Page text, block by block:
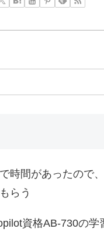
時間があったので
らう
資格AB-730の学